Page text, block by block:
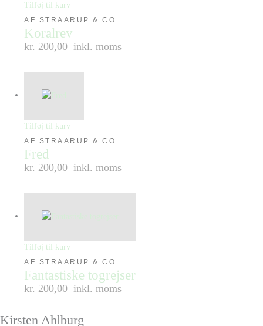
Tilføj til kurv
AF STRAARUP & CO
Koralrev
kr. 200,00 inkl. moms
Tilføj til kurv
AF STRAARUP & CO
Fred
kr. 200,00 inkl. moms
Tilføj til kurv
AF STRAARUP & CO
Fantastiske togrejser
kr. 200,00 inkl. moms
Kirsten Ahlburg